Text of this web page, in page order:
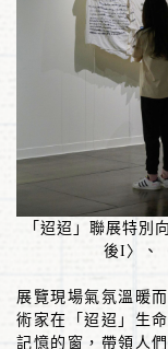
「迢迢」聯展特別
後I 〉、
展覽現場氣氛溫暖
術家在「迢迢」生
記憶的窗，帶領人